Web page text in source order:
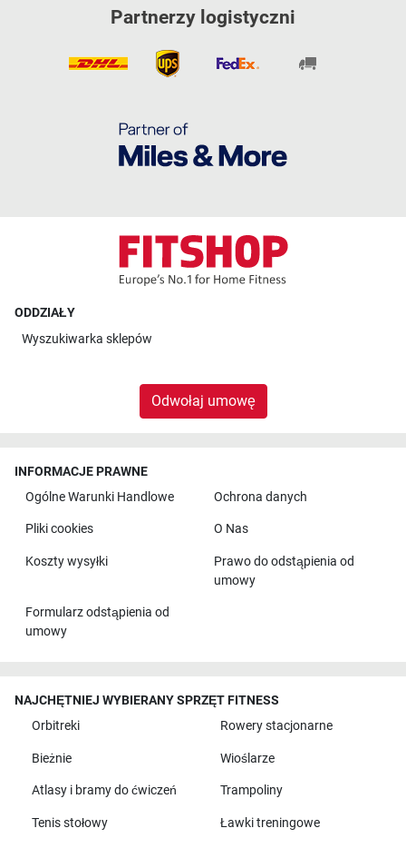
Partnerzy logistyczni
ODDZIAŁY
Wyszukiwarka sklepów
Odwołaj umowę
INFORMACJE PRAWNE
Ogólne Warunki Handlowe
Ochrona danych
Pliki cookies O Nas
Koszty wysyłki
Prawo do odstąpienia od
umowy
Formularz odstąpienia od
umowy
NAJCHĘTNIEJ WYBIERANY SPRZĘT FITNESS
Orbitreki
Rowery stacjonarne
Bieżnie Wioślarze
Atlasy i bramy do ćwiczeń Trampoliny
Tenis stołowy Ławki treningowe